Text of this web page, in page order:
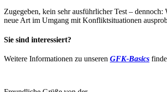
Zugegeben, kein sehr ausführlicher Test –
neue Art im Umgang mit Konfliktsituationen
Sie sind interessiert?
Weitere Informationen zu unseren GFK-Basics